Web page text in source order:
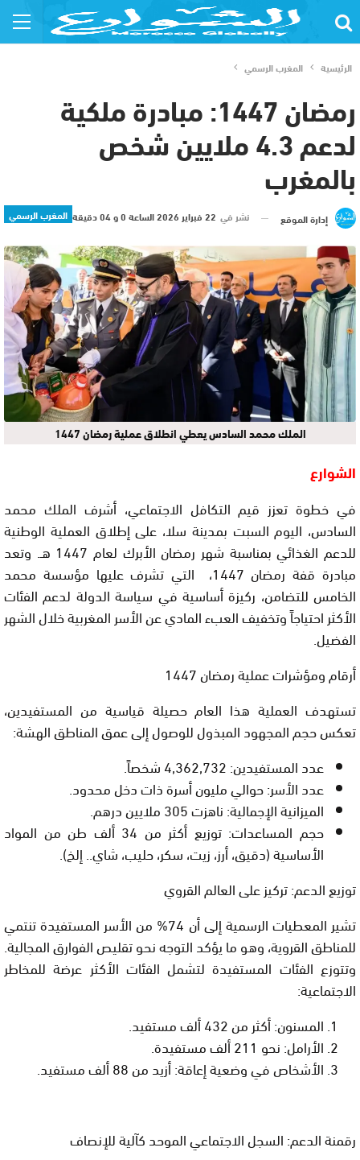
الرئيسية المغرب الرسمي
رمضان 1447: مبادرة ملكية
لدعم 4.3 ملايين شخص
بالمغرب
المغرب الرسمي إدارة الموقع نشر في 22 فبراير 2026 الساعة 0 و 04 دقيقة
الملك محمد السادس يعطي انطلاق عملية رمضان 1447
الشوارع
في خطوة تعزز قيم التكافل الاجتماعي، أشرف الملك محمد
السادس، اليوم السبت بمدينة سلا، على إطلاق العملية الوطنية
للدعم الغذائي بمناسبة شهر رمضان الأبرك لعام 1447 هـ. وتعد
مبادرة قفة رمضان 1447، التي تشرف عليها
مؤسسة محمد
الخامس للتضامن، ركيزة أساسية في سياسة الدولة لدعم الفئات
الأكثر احتياجاً وتخفيف العبء المادي عن الأسر المغربية خلال الشهر
الفضيل.
أرقام ومؤشرات عملية رمضان 1447
تستهدف العملية هذا العام حصيلة قياسية من المستفيدين،
تعكس حجم المجهود المبذول للوصول إلى عمق المناطق الهشة:
عدد المستفيدين:
عدد الأسر:حوالي مليون أسرة ذات دخل محدود.
الميزانية الإجمالية:ناهزت 305 ملايين درهم.
حجم المساعدات:
توزيع أكثر من 34 ألف طن من المواد
الأساسية (دقيق، أرز، زيت، سكر، حليب، شاي.. إلخ).
توزيع الدعم: تركيز على العالم القروي
تشير المعطيات الرسمية إلى أن
74% من الأسر المستفيدة تنتمي
للمناطق القروية، وهو ما يؤكد التوجه نحو تقليص الفوارق المجالية.
وتتوزع الفئات المستفيدة لتشمل الفئات الأكثر عرضة للمخاطر
الاجتماعية:
المسنون:أكثر من 432 ألف مستفيد.
الأرامل:نحو 211 ألف مستفيدة.
الأشخاص في وضعية إعاقة:أزيد من 88 ألف مستفيد.
رقمنة الدعم: السجل الاجتماعي الموحد كآلية للإنصاف